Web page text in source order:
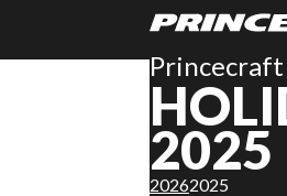
Princecraft
2025
20262025